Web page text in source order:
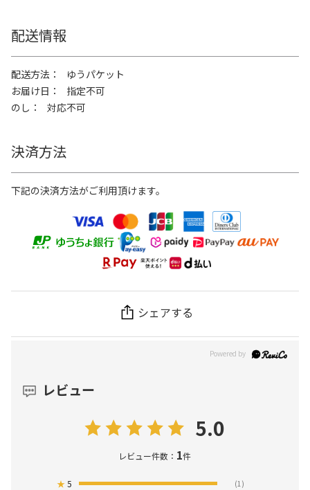
配送情報
配送方法
ゆうパケット
お届け日
指定不可
のし
対応不可
決済方法
下記の決済方法がご利用頂けます。
シェアする
レビュー
5.0
レビュー件数： 1件
★5 (1)